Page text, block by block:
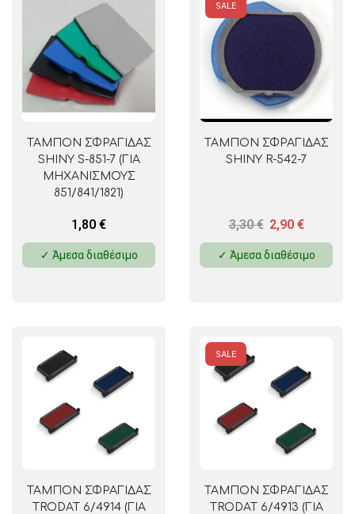
ΤΑΜΠΟΝ ΣΦΡΑΓΙΔΑΣ
SHINY S-851-7 (ΓΙΑ
ΜΗΧΑΝΙΣΜΟΥΣ
851/841/1821)
1,80 €
✓ Άμεσα διαθέσιμο
SALE
ΤΑΜΠΟΝ ΣΦΡΑΓΙΔΑΣ
SHINY R-542-7
3,30€ 2,90 €
✓ Άμεσα διαθέσιμο
ΤΑΜΠΟΝ ΣΦΡΑΓΙΔΑΣ
TRODAT 6/4914 (ΓΙΑ
SALE
ΤΑΜΠΟΝ ΣΦΡΑΓΙΔΑΣ
TRODAT 6/4913 (ΓΙΑ